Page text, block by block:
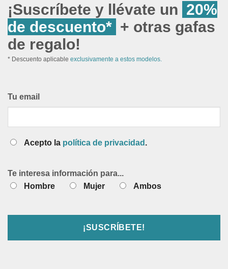
¡Suscríbete y llévate un 20%
de descuento* + otras gafas
de regalo!
* Descuento aplicable exclusivamente a estos modelos.
Tu email
Acepto la política de privacidad .
Te interesa información para...
Hombre
Mujer Ambos